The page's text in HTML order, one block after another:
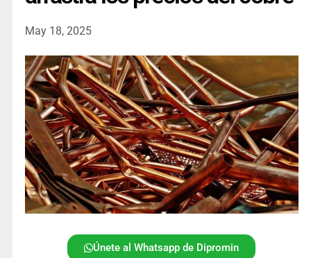
May 18, 2025
Únete al Whatsapp de Dipromin